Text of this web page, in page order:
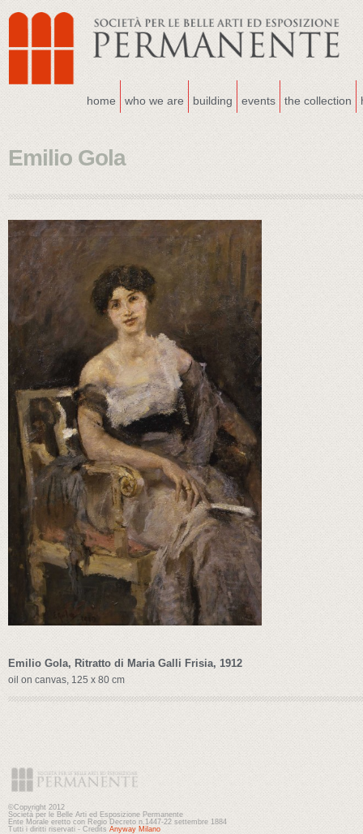
home who we are building events the collection
Emilio Gola
Emilio Gola, Ritratto di Maria Galli Frisia, 1912
oil on canvas, 125 x 80 cm
©Copyright 2012
Società per le Belle Arti ed Esposizione Permanente
Ente Morale eretto con Regio Decreto n.1447-22 settembre 1884
Tutti i diritti riservati - Credits Anyway Milano